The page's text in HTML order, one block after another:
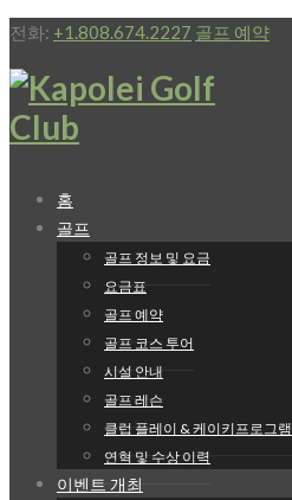
전화: +1.808.674.2227 골프 예약
홈
골프
골프 정보 및 요금
요금표
골프 예약
골프 코스 투어
시설 안내
골프 레슨
클럽 플레이 & 케이키프로그램
연혁 및 수상 이력
이벤트 개최